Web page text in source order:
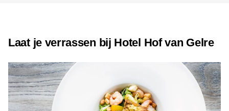
Laat je verrassen bij Hotel Hof van Gelre